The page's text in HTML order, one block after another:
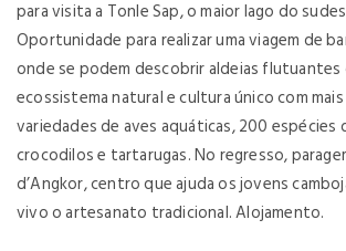
para visita a Tonle Sap, o maior lago do
Oportunidade para realizar uma viagem de
onde se podem descobrir aldeias
ecossistema natural e cultura único com
variedades de aves aquáticas, 200 espécies
crocodilos e tartarugas. No regresso,
d’Angkor, centro que ajuda os jovens
vivo o artesanato tradicional. Alojamento.